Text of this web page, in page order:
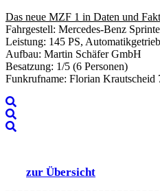
Das neue MZF 1 in Daten und
Fahrgestell: Mercedes-Benz
Leistung: 145 PS,
Aufbau: Martin Schäfer GmbH
Besatzung: 1/5 (6 Personen)
Funkrufname: Florian Krautscheid
zur Übersicht